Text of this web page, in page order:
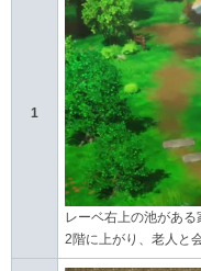
1
レーベ右上の池がある
2階に上がり、老人と